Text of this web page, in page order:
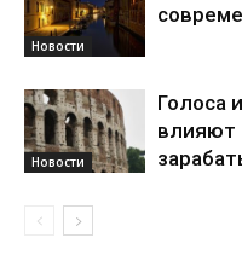
Новости
Новости
Голоса
влияют